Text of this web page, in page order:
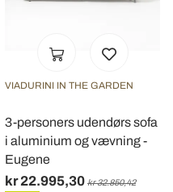
VIADURINI IN THE GARDEN
3-personers udendørs sofa
i aluminium og vævning -
Eugene
kr 22.995,30 kr 32.850,42